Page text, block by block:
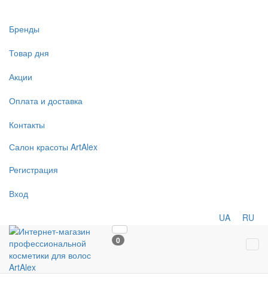
Бренды
Товар дня
Акции
Оплата и доставка
Контакты
Салон красоты ArtAlex
Регистрация
Вход
UA RU
0